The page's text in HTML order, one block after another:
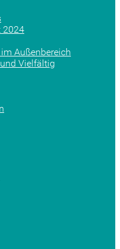
2024
Außenbereich
Vielfältig